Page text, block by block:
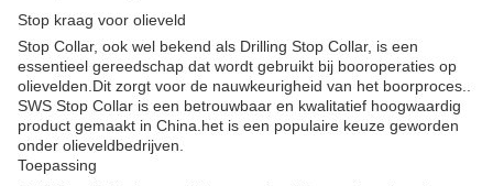
Stop kraag voor olieveld
Stop Collar, ook wel bekend als Drilling Stop Collar, is een
essentieel gereedschap dat wordt gebruikt bij booroperaties op
olievelden.Dit zorgt voor de nauwkeurigheid van het boorproces..
SWS Stop Collar is een betrouwbaar en kwalitatief hoogwaardig
product gemaakt in China.het is een populaire keuze geworden
onder olieveldbedrijven.
Toepassing